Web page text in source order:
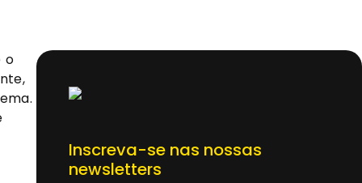
o
Inscreva-se nas nossas
newsletters